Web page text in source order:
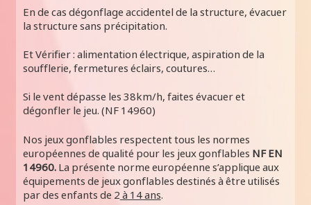
En de cas dégonflage accidentel de la structure, évacuer
la structure sans précipitation.
Et Vérifier : alimentation électrique, aspiration de la
soufflerie, fermetures éclairs, coutures…
Si le vent dépasse les 38km/h, faites évacuer et
dégonfler le jeu. (NF 14960)
Nos jeux gonflables respectent tous les normes
européennes de qualité pour les jeux gonflables NF EN
14960.La présente norme européenne s’applique aux
équipements de jeux gonflables destinés à être utilisés
par des enfants de 2à 14 ans.